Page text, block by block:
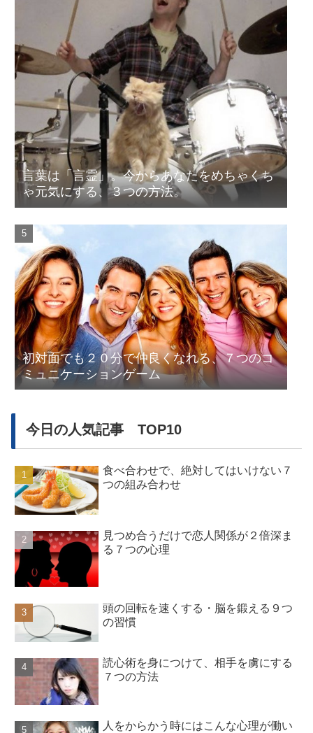
言葉は「言霊」。今からあなたをめちゃくち
ゃ元気にする、３つの方法。
初対面でも２０分で仲良くなれる、７つのコ
ミュニケーションゲーム
今日の人気記事 TOP10
食べ合わせで、絶対してはいけない７
つの組み合わせ
見つめ合うだけで恋人関係が２倍深ま
る７つの心理
頭の回転を速くする・脳を鍛える９つ
の習慣
読心術を身につけて、相手を虜にする
７つの方法
人をからかう時にはこんな心理が働い